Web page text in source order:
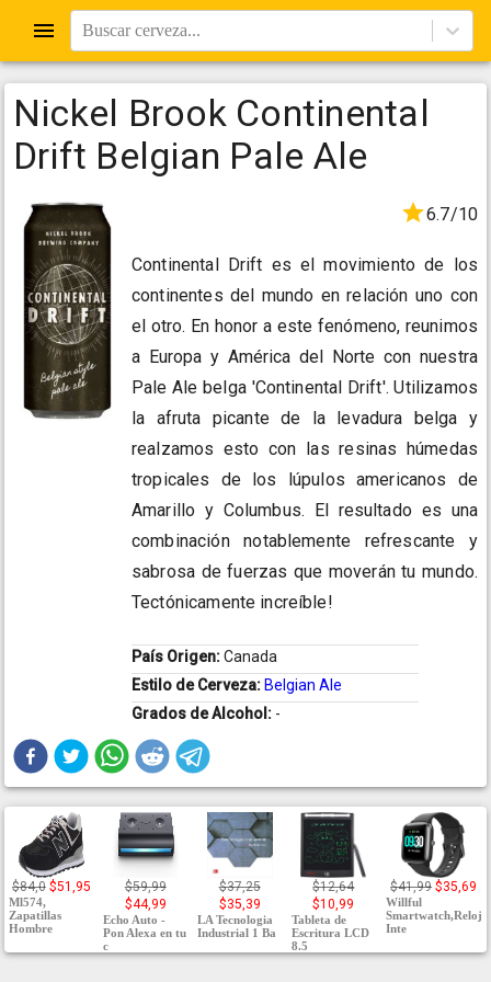
Buscar cerveza...
Nickel Brook Continental
Drift Belgian Pale Ale
6.7/10
Continental Drift es el movimiento de los
continentes del mundo en relación uno con
el otro. En honor a este fenómeno, reunimos
a Europa y América del Norte con nuestra
Pale Ale belga 'Continental Drift'. Utilizamos
la afruta picante de la levadura belga y
realzamos esto con las resinas húmedas
tropicales de los lúpulos americanos de
Amarillo y Columbus. El resultado es una
combinación notablemente refrescante y
sabrosa de fuerzas que moverán tu mundo.
Tectónicamente increíble!
País Origen:Canada
Estilo de Cerveza: Belgian Ale
Grados de Alcohol: -
$84,0 $51,95
Ml574,
Zapatillas
Hombre
$59,99
$44,99
Echo Auto -
Pon Alexa en tu
c
$37,25
$35,39
LA Tecnologia
Industrial 1 Ba
$12,64
$10,99
Tableta de
Escritura LCD
8.5
$41,99 $35,69
Willful
Smartwatch,Reloj
Inte